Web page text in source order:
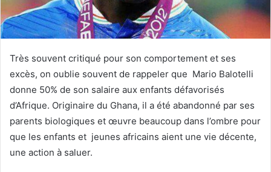
Très souvent critiqué pour son comportement et ses
excès, on oublie souvent de rappeler que Mario Balotelli
donne 50% de son salaire aux enfants défavorisés
d’Afrique. Originaire du Ghana, il a été abandonné par ses
parents biologiques et œuvre beaucoup dans l’ombre pour
que les enfants et jeunes africains aient une vie décente,
une action à saluer.